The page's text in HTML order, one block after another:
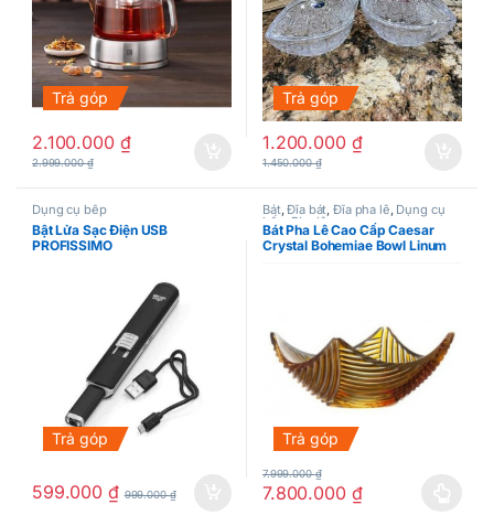
Trả góp
2.100.000 ₫
2.999.000₫
Trả góp
1.200.000 ₫
1.450.000₫
Dụng cụ bếp
Bật Lửa Sạc Điện USB
PROFISSIMO
Trả góp
599.000 ₫ 999.000₫
Bát,Đĩa bát,Đĩa pha lê, Dụng cụ
bếp ,Pha lê
Bát Pha Lê Cao Cấp Caesar
Crystal Bohemiae Bowl Linum
Trả góp
7.800.000 ₫
7.999.000₫
Sản phẩm này có nhiều biến